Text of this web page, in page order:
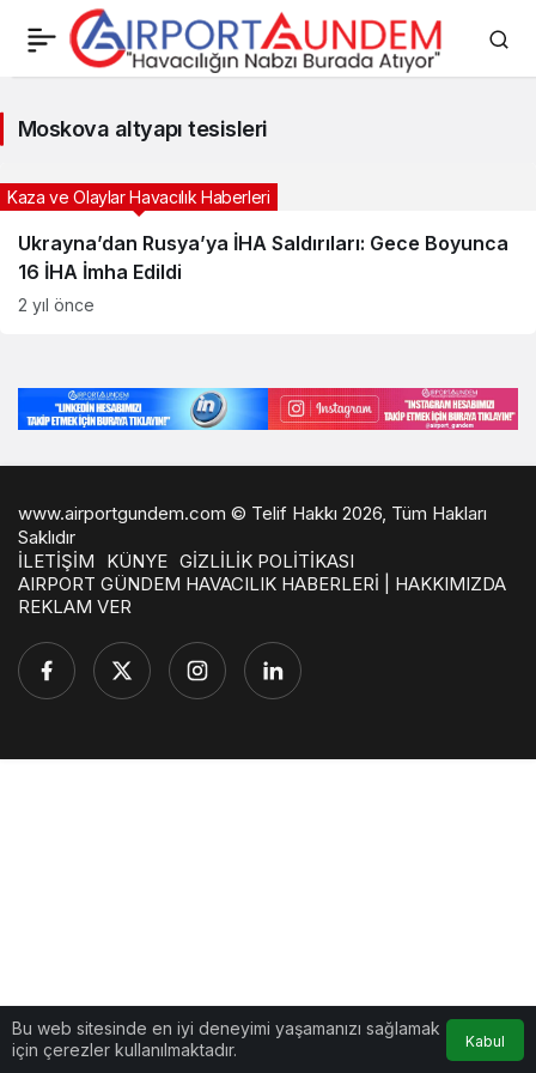
altyapı
tesisleri
Haberleri
Moskova altyapı tesisleri
Ukrayna’dan Rusya’ya İHA Saldırıları: Gece Boyunca
16 İHA İmha Edildi
Kaza ve Olaylar Havacılık Haberleri
2 yıl önce
Bu web sitesinde en iyi deneyimi yaşamanızı sağlamak
için çerezler kullanılmaktadır.
Kabul
www.airportgundem.com © Telif Hakkı 2026, Tüm Hakları
Saklıdır
İLETİŞİM
KÜNYE GİZLİLİK POLİTİKASI
AIRPORT GÜNDEM HAVACILIK HABERLERİ | HAKKIMIZDA
REKLAM VER